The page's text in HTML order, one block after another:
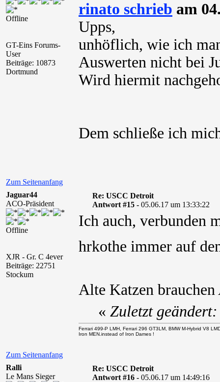
Offline
GT-Eins Forums-
User
Beiträge: 10873
Dortmund
rinato schrieb am
Upps,
unhöflich, wie ich
Auswerten nicht bei
Wird hiermit
Dem schließe ich
Zum Seitenanfang
Jaguar44
ACO-Präsident
Offline
XJR - Gr. C 4ever
Beiträge: 22751
Stockum
Re: USCC Detroit
Antwort #15 - 05.06.17 um 13:33:22
Ich auch, verbunden
hrkothe immer auf
Alte Katzen
Zum Seitenanfang
« Zuletzt
Ferrari 499-P LMH, Ferrari 296 GT3LM, BMW M-Hybrid V8
Iron MEN.instead of Iron Dames !
Ralli
Le Mans Sieger
Re: USCC Detroit
Antwort #16 - 05.06.17 um 14:49:16